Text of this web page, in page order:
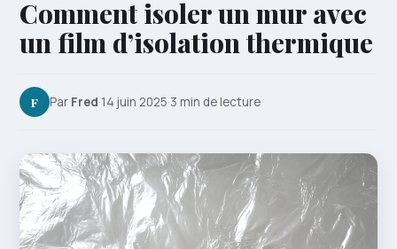
Comment isoler un mur avec
un film d’isolation thermique
F Par Fred·14 juin 2025·3 min de lecture